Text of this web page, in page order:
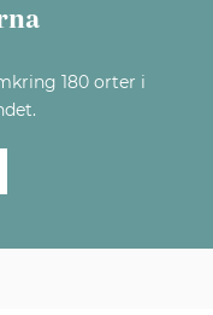
180 orter i